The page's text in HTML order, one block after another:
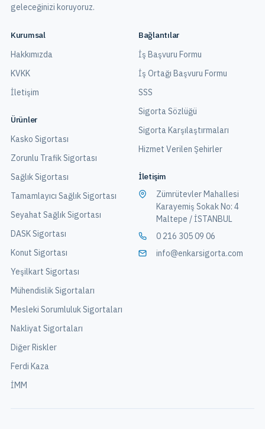
geleceğinizi koruyoruz.
Kurumsal
Hakkımızda
KVKK
İletişim
Ürünler
Kasko Sigortası
Zorunlu Trafik Sigortası
Sağlık Sigortası
Tamamlayıcı Sağlık Sigortası
Seyahat Sağlık Sigortası
DASK Sigortası
Konut Sigortası
Yeşilkart Sigortası
Mühendislik Sigortaları
Mesleki Sorumluluk Sigortaları
Nakliyat Sigortaları
Diğer Riskler
Ferdi Kaza
İMM
Bağlantılar
İş Başvuru Formu
İş Ortağı Başvuru Formu
SSS
Sigorta Sözlüğü
Sigorta Karşılaştırmaları
Hizmet Verilen Şehirler
İletişim
Zümrütevler Mahallesi
Karayemiş Sokak No: 4
Maltepe / İSTANBUL
0 216 305 09 06
info@enkarsigorta.com